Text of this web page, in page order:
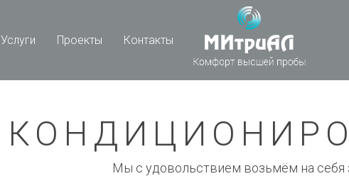
Услуги Проекты Контакты
Мы с удовольствием возьмём на себя